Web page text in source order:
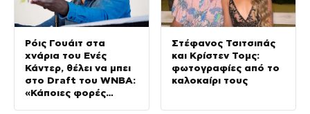
Ρόις Γουάιτ στα
χνάρια του Ενές
Κάντερ, θέλει να μπει
στο Draft του WNBA:
«Κάποιες φορές
Στέφανος Τσιτσιπάς
και Κρίστεν Τομς:
φωτογραφίες από το
καλοκαίρι τους